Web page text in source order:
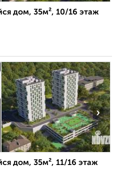
дом, 35м², 10/16 этаж
›
дом, 35м², 11/16 этаж